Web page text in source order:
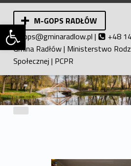
Otwórz pasek
M-GOPS RADŁÓW
Miejsko-Gminny Ośrodek Pomocy Społecznej w Radłowie. Pomoc społeczna.
ops@gminaradlow.pl | +48
Gmina Radłów| Ministerstwo
Społecznej | PCPR